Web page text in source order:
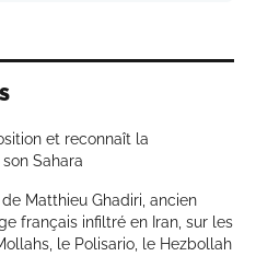
et reconnaît la
Sahara
Matthieu Ghadiri, ancien
français infiltré en Iran, sur les
le Polisario, le Hezbollah